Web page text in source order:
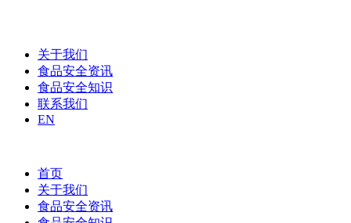
关于我们
食品安全资讯
食品安全知识
联系我们
EN
首页
关于我们
食品安全资讯